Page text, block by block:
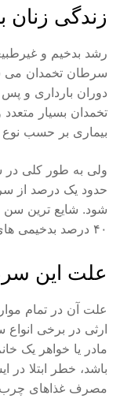
زندگی
رشد بدخیم و
سرطان تخمدان می‌
دوران بارداری و
تخمدان بسیار
بیماری بر حسب
ولی به طور کلی در
۴۰ درصد بدخیمی ‌های تخمدان بعد از ۶۵ سالگی رخ می ‌دهد.
علت این
علت آن در تمام
ارثی در برخی انواع
مادر یا خواهر یک
باشد، خطر ابتلا در
مصرف غذاهای چرب